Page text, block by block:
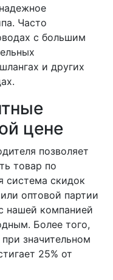
Часто
с большим
и других
цене
позволяет
товар по
система скидок
оптовой партии
нашей компанией
Более того,
значительном
25% от